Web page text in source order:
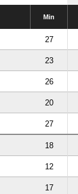
Min
27
23
26
20
27
18
12
17